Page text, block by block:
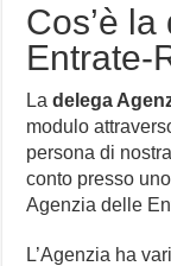
Cos’è
Entrate-
Ladelega
modulo
persona di
conto presso
Agenzia delle
L’Agenzia ha